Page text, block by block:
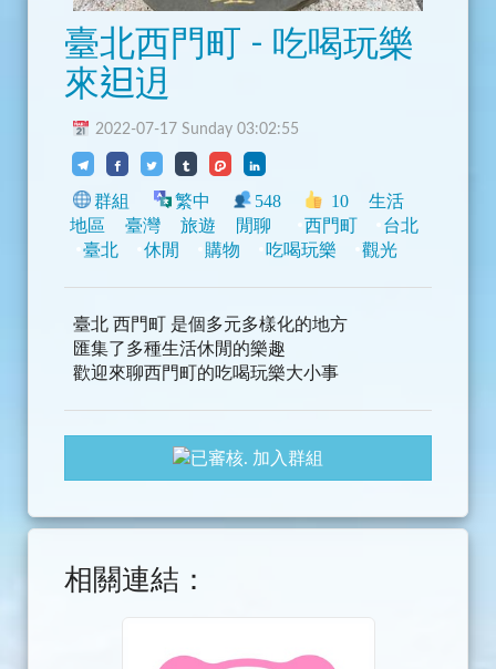
臺北西門町 - 吃喝玩樂
來𨑨迌
2022-07-17 Sunday 03:02:55
群組 繁中 548 10
生活
地區
臺灣 旅遊 閒聊 西門町
台北
臺北
休閒 購物 吃喝玩樂 觀光
臺北 西門町 是個多元多樣化的地方
匯集了多種生活休閒的樂趣
歡迎來聊西門町的吃喝玩樂大小事
加入群組
相關連結：